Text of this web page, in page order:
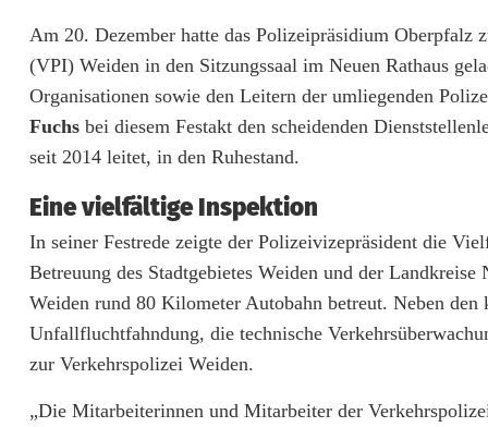
r
V
e
r
k
e
h
r
s
p
Am 20. Dezember hatte das Polizeipräsidium Oberpfalz
(VPI) Weiden in den Sitzungssaal im Neuen Rathaus
Organisationen sowie den Leitern der umliegenden
Fuchs bei diesem Festakt den scheidenden
seit 2014 leitet, in den Ruhestand.
Eine vielfältige Inspektion
In seiner Festrede zeigte der Polizeivizepräsident die
Betreuung des Stadtgebietes Weiden und der
Weiden rund 80 Kilometer Autobahn betreut. Neben
Unfallfluchtfahndung, die technische
zur Verkehrspolizei Weiden.
„Die Mitarbeiterinnen und Mitarbeiter der